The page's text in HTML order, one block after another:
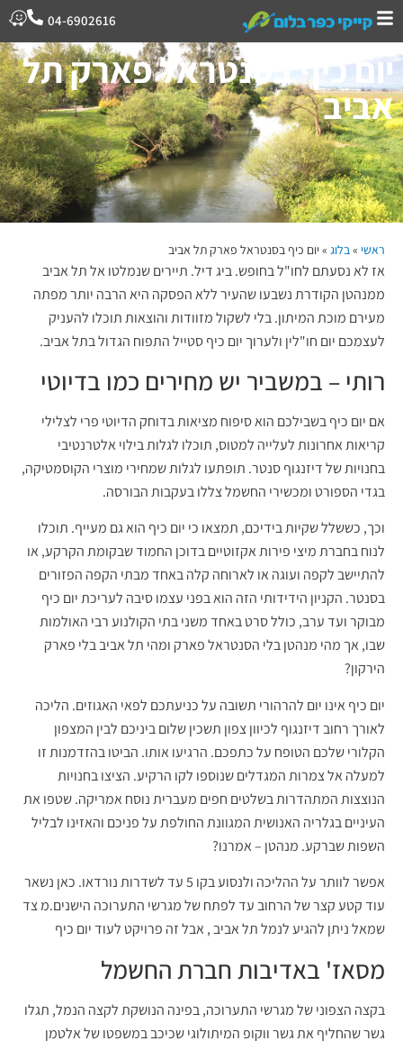
04-6902616
יום כיף בסנטראל פארק תל
אביב
ראשי »בלוג »יום כיף בסנטראל פארק תל אביב
אז לא נסעתם לחו"ל בחופש. ביג דיל. תיירים שנמלטו אל תל אביב
ממנהטן הקודרת נשבעו שהעיר ללא הפסקה היא הרבה יותר מפתה
מעירם מוכת המיתון. בלי לשקול מזוודות והוצאות תוכלו להעניק
לעצמכם יום חו"לין ולערוך יום כיף סטייל התפוח הגדול בתל אביב.
רותי – במשביר יש מחירים כמו בדיוטי
אם יום כיף בשבילכם הוא סיפוח מציאות בדוחק הדיוטי פרי לצלילי
קריאות אחרונות לעלייה למטוס, תוכלו לגלות בילוי אלטרנטיבי
בחנויות של דיזנגוף סנטר. תופתעו לגלות שמחירי מוצרי הקוסמטיקה,
בגדי הספורט ומכשירי החשמל צללו בעקבות הבורסה.
וכך, כששלל שקיות בידיכם, תמצאו כי יום כיף הוא גם מעייף. תוכלו
לנוח בחברת מיצי פירות אקזוטיים בדוכן החמוד שבקומת הקרקע, או
להתיישב לקפה ועוגה או לארוחה קלה באחד מבתי הקפה הפזורים
בסנטר. הקניון הידידותי הזה הוא בפני עצמו סיבה לעריכת יום כיף
מבוקר ועד ערב, כולל סרט באחד משני בתי הקולנוע רבי האולמות
שבו, אך מהי מנהטן בלי הסנטראל פארק ומהי תל אביב בלי פארק
הירקון?
יום כיף אינו יום להרהורי תשובה על כניעתכם לפאי האגוזים. הליכה
לאורך רחוב דיזנגוף לכיוון צפון תשכין שלום ביניכם לבין המצפון
הקלורי שלכם הטופח על כתפכם. הרגיעו אותו. הביטו בהזדמנות זו
למעלה אל צמרות המגדלים שנוספו לקו הרקיע. הציצו בחנויות
הנוצצות המתהדרות בשלטים חפים מעברית נוסח אמריקה. שטפו את
העיניים בגלריה האנושית המגוונת החולפת על פניכם והאזינו לבליל
השפות שברקע. מנהטן – אמרנו?
אפשר לוותר על ההליכה ולנסוע בקו 5 עד לשדרות נורדאו. כאן נשאר
עוד קטע קצר של הרחוב עד לפתח של מגרשי התערוכה הישנים.מ צד
שמאל ניתן להגיע לנמל תל אביב , אבל זה פרויקט לעוד יום כיף
מסאז' באדיבות חברת החשמל
בקצה הצפוני של מגרשי התערוכה, בפינה הנושקת לקצה הנמל, תגלו
גשר שהחליף את גשר ווקופ המיתולוגי שכיכב במשפטו של אלטמן